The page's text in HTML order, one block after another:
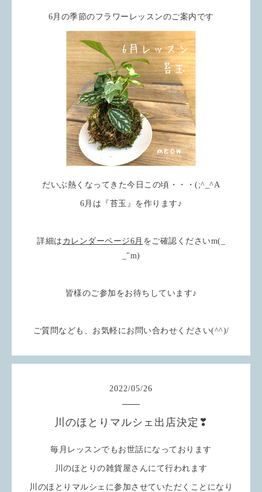
6月の季節のフラワーレッスンのご案内です
だいぶ熱くなってきた今日この頃・・・(;^_^A
6月は『苔玉』を作ります♪
詳細は カレンダーページ6月 をご確認くださいm(_
_"m)
皆様のご参加をお待ちしています♪
ご質問なども、お気軽にお問い合わせください(^^)/
2022/05/26
川のほとりマルシェ出店決定❣
毎月レッスンでもお世話になっております
川のほとりの雑貨屋さんにて行われます
川のほとりマルシェに参加させていただくことになり